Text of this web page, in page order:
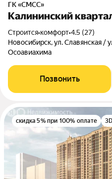
ГК «СМСС»
Калининский
Строится•комфорт•4.5 (27)
Новосибирск, ул. Славянская /
Осоавиахима
Позвонить
скидка 5% при 100% оплате